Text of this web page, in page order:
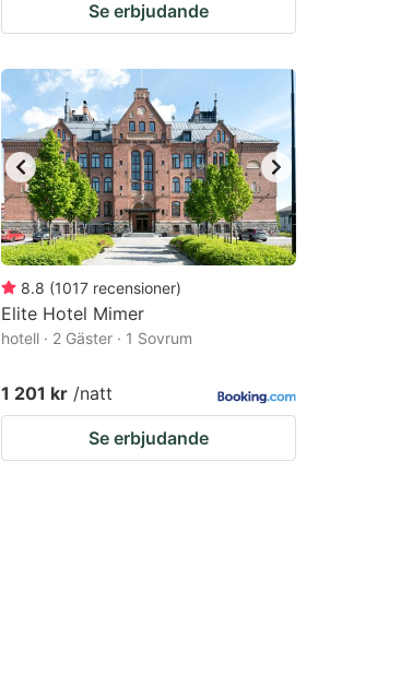
Se erbjudande
8.8 (1017 recensioner)
Elite Hotel Mimer
hotell · 2 Gäster · 1 Sovrum
1 201 kr /natt
Se erbjudande